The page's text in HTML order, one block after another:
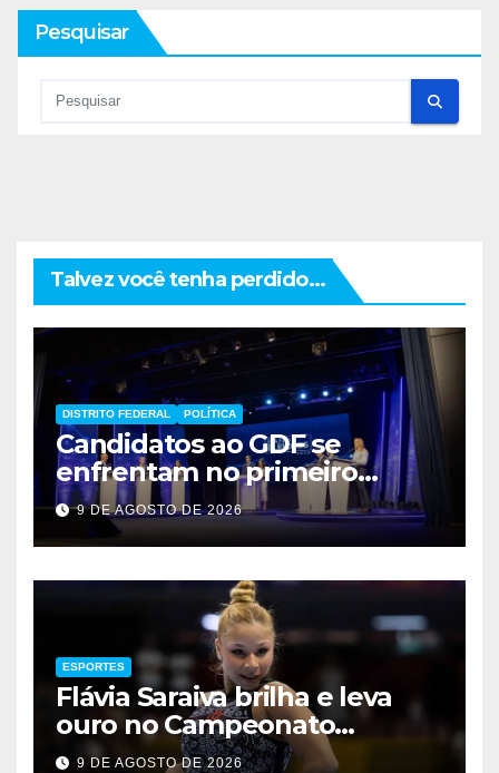
Pesquisar
Talvez você tenha perdido...
DISTRITO FEDERAL POLÍTICA
Candidatos ao GDF se
enfrentam no primeiro
debate de 2026
9 DE AGOSTO DE 2026
ESPORTES
Flávia Saraiva brilha e leva
ouro no Campeonato
Brasileiro de Ginástica
9 DE AGOSTO DE 2026